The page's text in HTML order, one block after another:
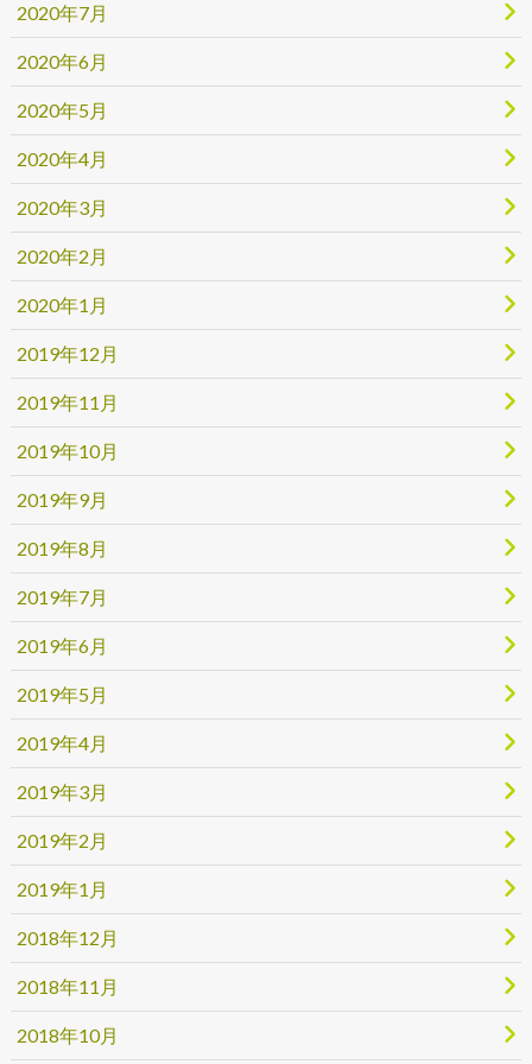
2020年7月
2020年6月
2020年5月
2020年4月
2020年3月
2020年2月
2020年1月
2019年12月
2019年11月
2019年10月
2019年9月
2019年8月
2019年7月
2019年6月
2019年5月
2019年4月
2019年3月
2019年2月
2019年1月
2018年12月
2018年11月
2018年10月